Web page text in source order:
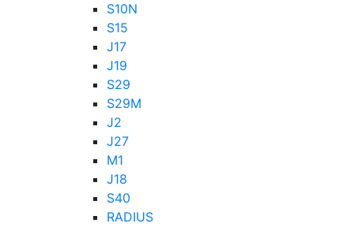
S10N
S15
J17
J19
S29
S29M
J2
J27
M1
J18
S40
RADIUS